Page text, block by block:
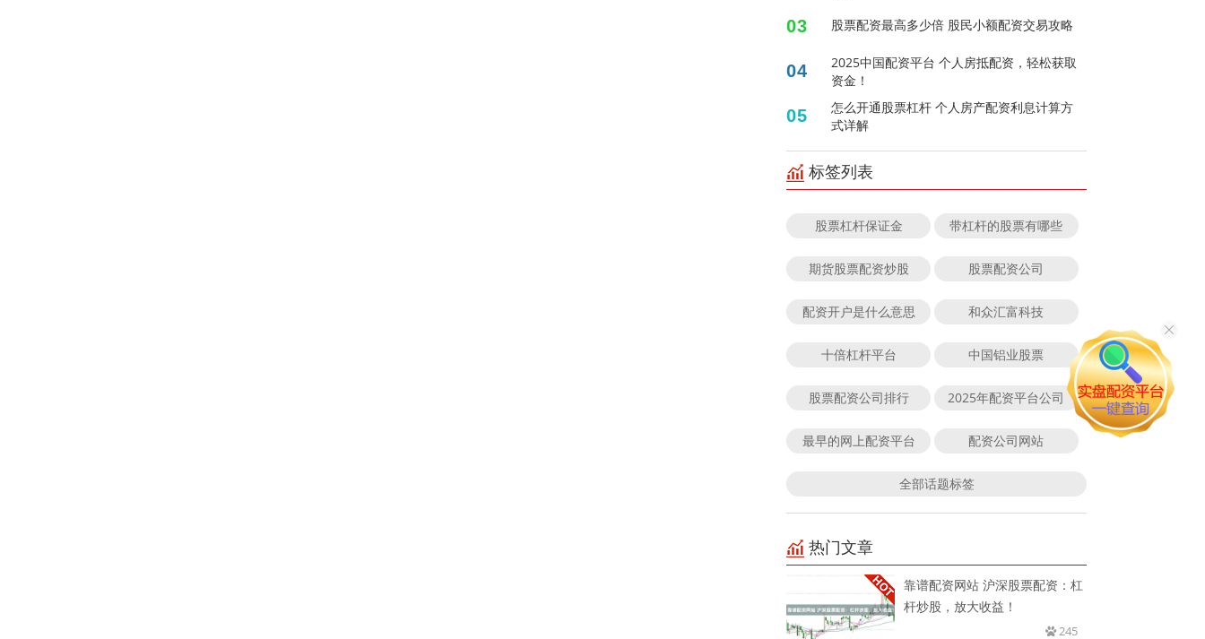
03 股票配资最高多少倍 股民小额配资交易攻略
04
2025中国配资平台 个人房抵配资，轻松获取
资金！
05
怎么开通股票杠杆 个人房产配资利息计算方
式详解
标签列表
股票杠杆保证金 带杠杆的股票有哪些
期货股票配资炒股 股票配资公司
配资开户是什么意思 和众汇富科技
十倍杠杆平台 中国铝业股票
股票配资公司排行 2025年配资平台公司
最早的网上配资平台 配资公司网站
全部话题标签
热门文章
靠谱配资网站 沪深股票配资：杠
杆炒股，放大收益！
245